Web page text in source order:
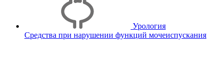
Урология
Средства при нарушении функций мочеиспускания